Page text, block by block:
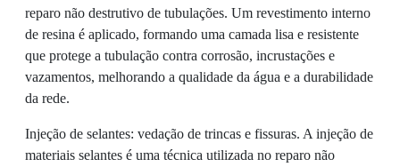
reparo não destrutivo de tubulações. Um revestimento interno
de resina é aplicado, formando uma camada lisa e resistente
que protege a tubulação contra corrosão, incrustações e
vazamentos, melhorando a qualidade da água e a durabilidade
da rede.
Injeção de selantes: vedação de trincas e fissuras. A injeção de
materiais selantes é uma técnica utilizada no reparo não